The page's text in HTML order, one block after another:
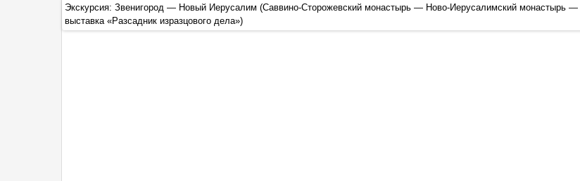
+
Экскурсия: Звенигород — Новый Иерусалим (Саввино-Сторожевский монастырь — Ново-Иерусалимский монастырь —
выставка «Разсадник изразцового дела»)